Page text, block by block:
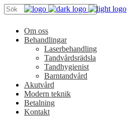
Om oss
Behandlingar
Laserbehandling
Tandvårdsrädsla
Tandhygienist
Barntandvård
Akutvård
Modern teknik
Betalning
Kontakt